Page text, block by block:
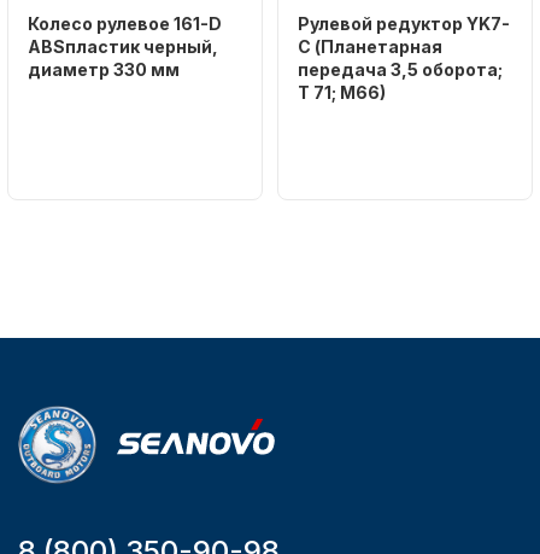
Колесо рулевое 161-D
ABSпластик черный,
диаметр 330 мм
Рулевой редуктор YK7-
C (Планетарная
передача 3,5 оборота;
T 71; M66)